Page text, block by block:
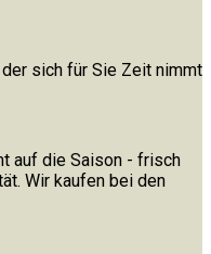
sich für Sie Zeit nimmt
auf die Saison - frisch
Wir kaufen bei den